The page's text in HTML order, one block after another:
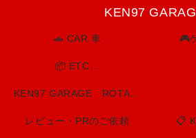
KEN97
🚗 CAR 車 🎮
📦 ETC…
レビュー・PRのご依頼 📋